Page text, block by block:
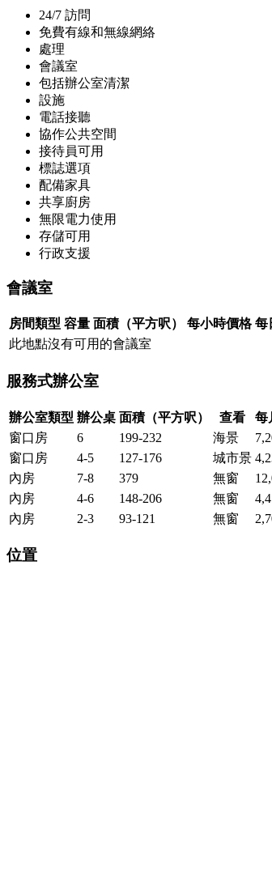
24/7 訪問
免費有線和無線網絡
處理
會議室
包括辦公室清潔
設施
電話接聽
協作公共空間
接待員可用
標誌選項
配備家具
共享廚房
無限電力使用
存儲可用
行政支援
會議室
房間類型 容量 面積（平方呎） 每小時價格 每
此地點沒有可用的會議室
服務式辦公室
辦公室類型 辦公桌 面積（平方呎） 查看
每
窗口房
6 199-232 海景
窗口房
4-5 127-176 城市景
內房
7-8 379 無窗
內房
4-6 148-206 無窗
內房
2-3 93-121 無窗
位置